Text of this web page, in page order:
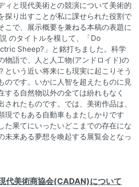
ィと現代美術との競演について美術的
探り出すことが私に課せられた役割で
こで、展示概要を兼ねる本稿の表題に
のタイトルを模して、「Do
Sheep?」と銘打ちました。科学
物語で、人と人工物(アンドロイド)の
という近い将来にも現実に起こりそう
のです。いかに人智を超えたものに見
する自然物以外の全ては紛れもなく
されたものです。では、美術作品は、
現でもある自動車もまたしかりです
た果てにいったいどこまでの存在にな
未来ある夢想を喚起する展覧会となっ
代美術商協会(CADAN)について